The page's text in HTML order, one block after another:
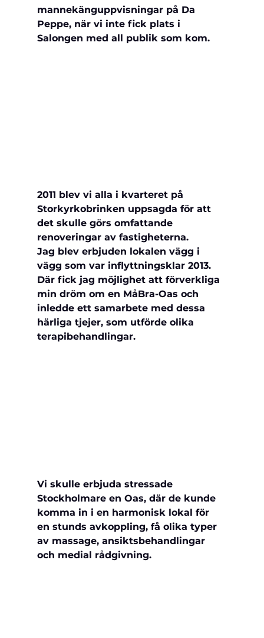
mannekänguppvisningar på Da
Peppe, när vi inte fick plats i
Salongen med all publik som kom.
2011 blev vi alla i kvarteret på
Storkyrkobrinken uppsagda för att
det skulle görs omfattande
renoveringar av fastigheterna.
Jag blev erbjuden lokalen vägg i
vägg som var inflyttningsklar 2013.
Där fick jag möjlighet att förverkliga
min dröm om en MåBra-Oas och
inledde ett samarbete med dessa
härliga tjejer, som utförde olika
terapibehandlingar.
Vi skulle erbjuda stressade
Stockholmare en Oas, där de kunde
komma in i en harmonisk lokal för
en stunds avkoppling, få olika typer
av massage, ansiktsbehandlingar
och medial rådgivning.